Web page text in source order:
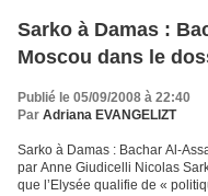
Sarko à Damas :
Moscou dans le
Publié le 05/09/2008 à 22:40
Par Adriana EVANGELIZT
Sarko à Damas : Bachar Al-
par Anne Giudicelli Nicolas
que l’Elysée qualifie de «